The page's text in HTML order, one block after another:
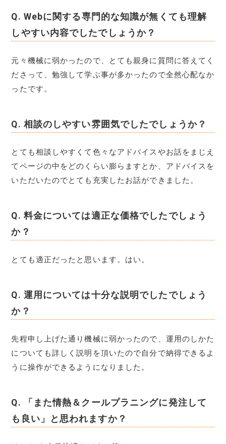
Q. Webに関する専門的な知識が無くても理解
しやすい内容でしたでしょうか？
元々機械に弱かったので、とても親身に質問に答えてく
ださって、勉強して学ぶ事が多かったので全然心配なか
ったです。
Q. 相談のしやすい雰囲気でしたでしょうか？
とても相談しやすくて色々なアドバイスやお話をまじえ
てページの中をどのくらい膨らますとか、アドバイスを
いただいたのでとても充実したお話ができました。
Q. 料金については適正な価格でしたでしょう
か？
とても適正だったと思います。はい。
Q. 運用については十分な説明でしたでしょう
か？
先程申し上げた通り機械に弱かったので、運用のしかた
についても詳しく説明を頂いたので自分で納得できるよ
うに操作ができるようになりました。
Q. 「また情熱＆クールプラニングに発注して
も良い」と思われますか？